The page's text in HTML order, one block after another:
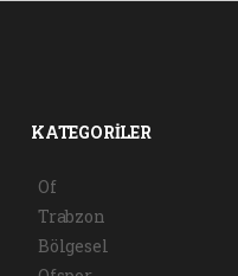
KATEGORİLER
Of
Trabzon
Bölgesel